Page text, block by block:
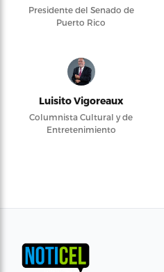
Presidente del Senado de
Puerto Rico
Luisito Vigoreaux
Columnista Cultural y de
Entretenimiento